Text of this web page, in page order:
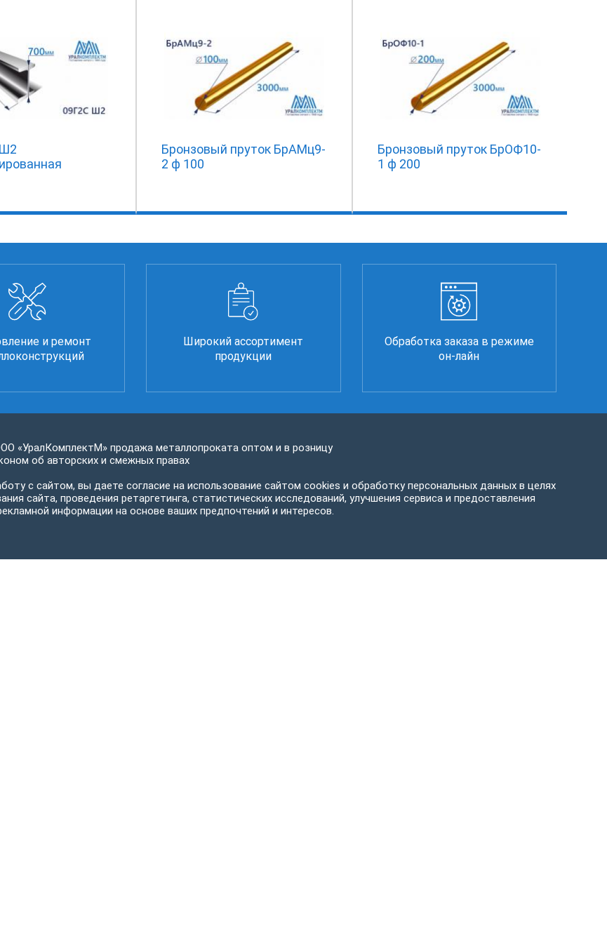
Бронзовый пруток БрАМц9-
2 ф 100
Бронзовый пруток БрОФ10-
1 ф 200
и ремонт
Широкий ассортимент
продукции
Обработка заказа в режиме
он-лайн
«УралКомплектМ» продажа металлопроката оптом и в розницу
об авторских и смежных правах
с сайтом, вы даете согласие на использование сайтом cookies и обработку персональных данных в целях
сайта, проведения ретаргетинга, статистических исследований, улучшения сервиса и предоставления
информации на основе ваших предпочтений и интересов.